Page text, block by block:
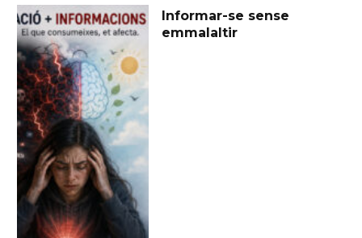
Informar-se sense
emmalaltir